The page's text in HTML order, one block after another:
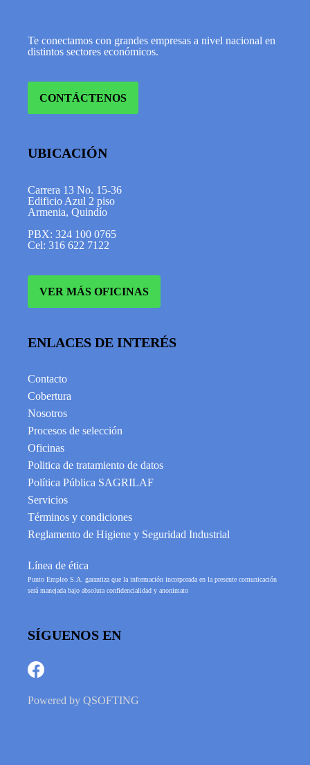
Te conectamos con grandes empresas a nivel nacional en
distintos sectores económicos.
CONTÁCTENOS
UBICACIÓN
Carrera 13 No. 15-36
Edificio Azul 2 piso
Armenia, Quindío
PBX: 324 100 0765
Cel: 316 622 7122
VER MÁS OFICINAS
ENLACES DE INTERÉS
Contacto
Cobertura
Nosotros
Procesos de selección
Oficinas
Politica de tratamiento de datos
Política Pública SAGRILAF
Servicios
Términos y condiciones
Reglamento de Higiene y Seguridad Industrial
Línea de ética
Punto Empleo S.A. garantiza que la información incorporada en la presente comunicación
será manejada bajo absoluta confidencialidad y anonimato
SÍGUENOS EN
Powered by QSOFTING